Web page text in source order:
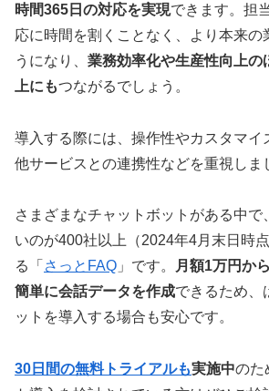
時間365日の対応を実現できます。担
応に時間を割くことなく、より本来の
うになり、 業務効率化や生産性向上の
上にもつながるでしょう。
導入する際には、操作性やカスタマイ
他サービスとの連携性などを重視しま
さまざまなチャットボットがある中で
いのが400社以上（2024年4月末日時
る「 さっとFAQ 」です。
月額1万円か
簡単に会話データを作成できるため、
ットを導入する場合も安心です。
30日間の無料トライアルも実施中のた